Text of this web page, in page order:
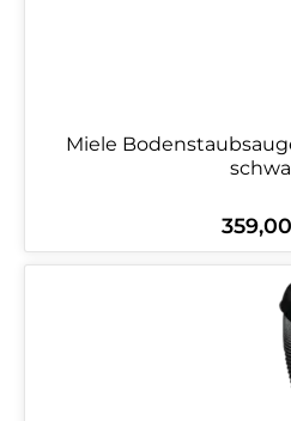
Miele
Regulärer